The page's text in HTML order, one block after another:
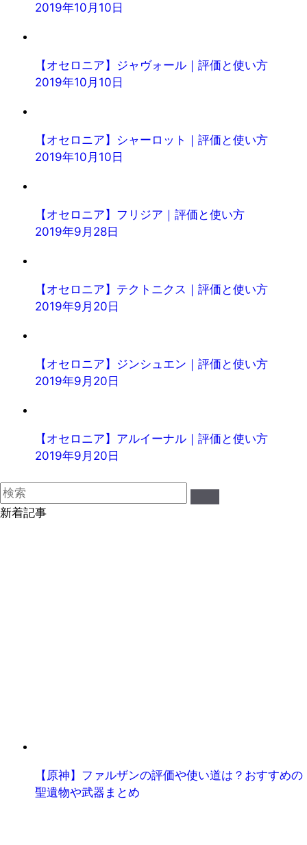
2019年10月10日
【オセロニア】ジャヴォール｜評価と使い方
2019年10月10日
【オセロニア】シャーロット｜評価と使い方
2019年10月10日
【オセロニア】フリジア｜評価と使い方
2019年9月28日
【オセロニア】テクトニクス｜評価と使い方
2019年9月20日
【オセロニア】ジンシュエン｜評価と使い方
2019年9月20日
【オセロニア】アルイーナル｜評価と使い方
2019年9月20日
新着記事
【原神】ファルザンの評価や使い道は？おすすめの
聖遺物や武器まとめ